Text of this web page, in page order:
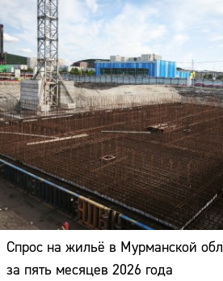
Спрос на жильё в Мурманской
за пять месяцев 2026 года